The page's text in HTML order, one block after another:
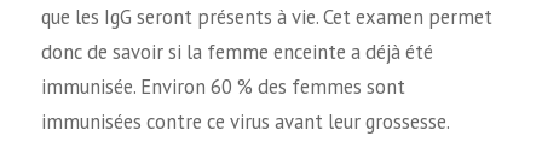
que les IgG seront présents à vie. Cet examen permet
donc de savoir si la femme enceinte a déjà été
immunisée. Environ 60 % des femmes sont
immunisées contre ce virus avant leur grossesse.